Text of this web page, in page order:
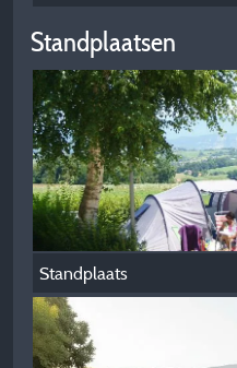
Standplaatsen
Standplaats